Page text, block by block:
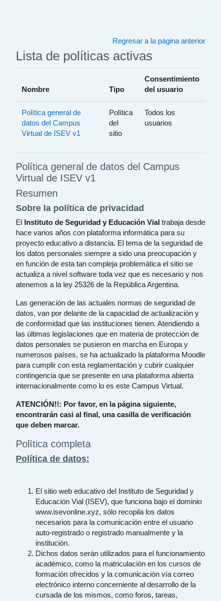
Regresar a la página anterior
Lista de políticas activas
Nombre Tipo
Consentimiento
del usuario
Política general de
datos del Campus
Virtual de ISEV v1
Política
del
sitio
Todos los
usuarios
Política general de datos del Campus
Virtual de ISEV v1
Resumen
Sobre la política de privacidad
El Instituto de Seguridad y Educación Vial trabaja desde
hace varios años con plataforma informática para su
proyecto educativo a distancia. El tema de la seguridad de
los datos personales siempre a sido una preocupación y
en función de esta tan compleja problemática el sitio se
actualiza a nivel software toda vez que es necesario y nos
atenemos a la ley 25326 de la República Argentina.
Las generación de las actuales normas de seguridad de
datos, van por delante de la capacidad de actualización y
de conformidad que las instituciones tienen. Atendiendo a
las últimas legislaciones que en materia de protección de
datos personales se pusieron en marcha en Europa y
numerosos países, se ha actualizado la plataforma Moodle
para cumplir con esta reglamentación y cubrir cualquier
contingencia que se presente en una plataforma abierta
internacionalmente como lo es este Campus Virtual.
ATENCIÓN!!: Por favor, en la página siguiente,
encontrarán casi al final, una casilla de verificación
que deben marcar.
Política completa
Política de datos:
El sitio web educativo del Instituto de Seguridad y
Educación Vial (ISEV), que funciona bajo el dominio
www.isevonline.xyz, sólo recopila los datos
necesarios para la comunicación entre el usuario
auto-registrado o registrado manualmente y la
institución.
Dichos datos serán utilizados para el funcionamiento
académico, como la matriculación en los cursos de
formación ofrecidos y la comunicación vía correo
electrónico interno concerniente al desarrollo de la
cursada de los mismos, como foros, tareas,